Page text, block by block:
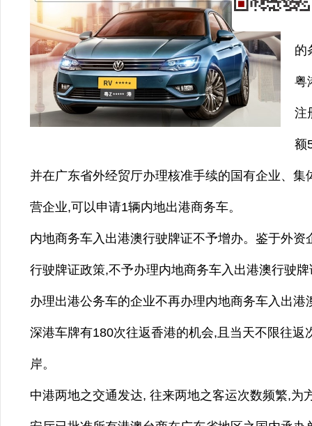
的
粤
注
额
并在广东省外经贸厅办理核准手续的国有企业、集
营企业,可以申请1辆内地出港商务车。
内地商务车入出港澳行驶牌证不予增办。鉴于外
行驶牌证政策,不予办理内地商务车入出港澳行驶
办理出港公务车的企业不再办理内地商务车入出港
深港车牌有180次往返香港的机会,且当天不限往
岸。
中港两地之交通发达, 往来两地之客运次数频繁,